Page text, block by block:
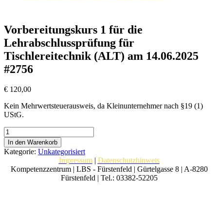
Vorbereitungskurs 1 für die
Lehrabschlussprüfung für
Tischlereitechnik (ALT) am 14.06.2025
#2756
€ 120,00
Kein Mehrwertsteuerausweis, da Kleinunternehmer nach §19 (1)
UStG.
Vorbereitungskurs
1
für
die
Lehrabschlussprüfung
für
In den Warenkorb
Kategorie: Unkategorisiert
Impressum| Datenschutzhinweis
Kompetenzzentrum | LBS - Fürstenfeld | Gürtelgasse 8 | A-8280
Fürstenfeld | Tel.: 03382-52205